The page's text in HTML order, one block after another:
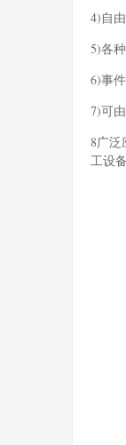
4)自
5)各
6)事
7)可
8广
工设